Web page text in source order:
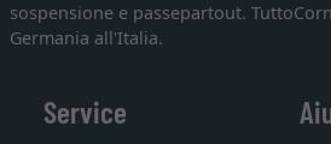
sospensione e passepartout.
Germania all'Italia.
Service